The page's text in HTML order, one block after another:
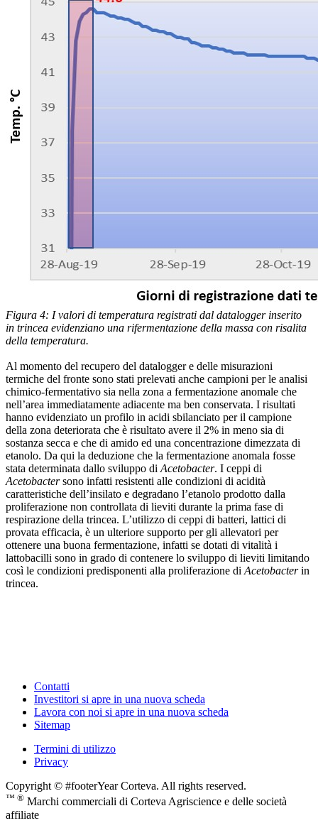
Figura 4: I valori di temperatura registrati dal datalogger inserito
in trincea evidenziano una rifermentazione della massa con risalita
della temperatura.
Al momento del recupero del datalogger e delle misurazioni
termiche del fronte sono stati prelevati anche campioni per le analisi
chimico-fermentativo sia nella zona a fermentazione anomale che
nell’area immediatamente adiacente ma ben conservata. I risultati
hanno evidenziato un profilo in acidi sbilanciato per il campione
della zona deteriorata che è risultato avere il 2% in meno sia di
sostanza secca e che di amido ed una concentrazione dimezzata di
etanolo. Da qui la deduzione che la fermentazione anomala fosse
stata determinata dallo sviluppo di Acetobacter. I ceppi di
Acetobactersono infatti resistenti alle condizioni di acidità
caratteristiche dell’insilato e degradano l’etanolo prodotto dalla
proliferazione non controllata di lieviti durante la prima fase di
respirazione della trincea. L’utilizzo di ceppi di batteri, lattici di
provata efficacia, è un ulteriore supporto per gli allevatori per
ottenere una buona fermentazione, infatti se dotati di vitalità i
lattobacilli sono in grado di contenere lo sviluppo di lieviti limitando
così le condizioni predisponenti alla proliferazione di Acetobacterin
trincea.
Contatti
Investitori si apre in una nuova scheda
Lavora con noi si apre in una nuova scheda
Sitemap
Termini di utilizzo
Privacy
Copyright © #footerYear Corteva. All rights reserved.
™ ® Marchi commerciali di Corteva Agriscience e delle società
affiliate